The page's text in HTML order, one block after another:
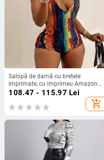
Salopă de damă cu bretele
imprimate, cu imprimeu Amazon
Aliexpress, pentru comerț exterior
european și american, la modă
108.47 - 115.97 Lei
add_shopping_cart